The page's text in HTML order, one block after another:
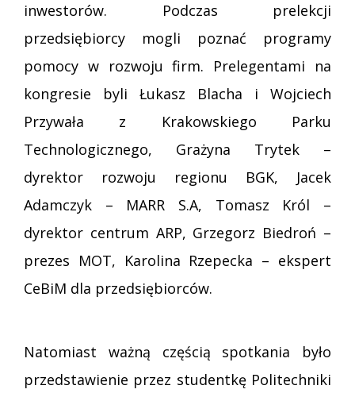
inwestorów. Podczas prelekcji
przedsiębiorcy mogli poznać programy
pomocy w rozwoju firm. Prelegentami na
kongresie byli Łukasz Blacha i Wojciech
Przywała z Krakowskiego Parku
Technologicznego, Grażyna Trytek –
dyrektor rozwoju regionu BGK, Jacek
Adamczyk – MARR S.A, Tomasz Król –
dyrektor centrum ARP, Grzegorz Biedroń –
prezes MOT, Karolina Rzepecka – ekspert
CeBiM dla przedsiębiorców.
Natomiast ważną częścią spotkania było
przedstawienie przez studentkę Politechniki